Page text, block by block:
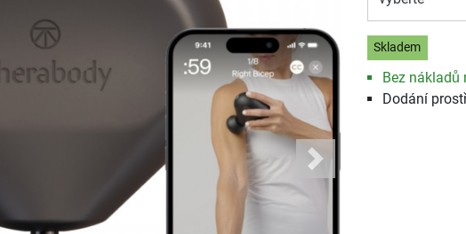
Next
Skladem
Bez nákladů
Dodání